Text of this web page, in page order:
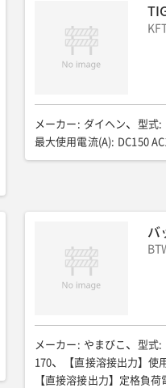
メーカー : ダイヘン 型式:
最大使用電流(A): DC150
バ
メーカー : やまびこ 型式:
170
【直接溶接出力】使
【直接溶接出力】定格負荷